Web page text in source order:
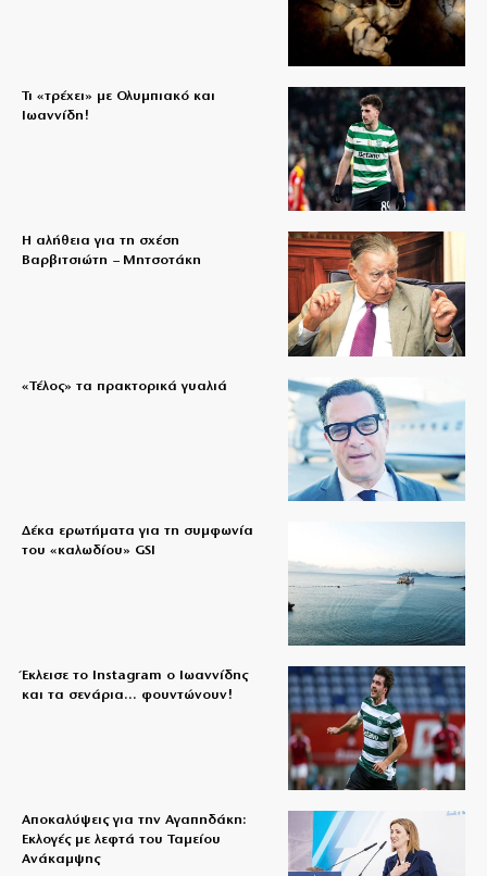
Τι «τρέχει» με Ολυμπιακό και
Ιωαννίδη!
Η αλήθεια για τη σχέση
Βαρβιτσιώτη – Μητσοτάκη
«Τέλος» τα πρακτορικά γυαλιά
Δέκα ερωτήματα για τη συμφωνία
του «καλωδίου» GSI
Έκλεισε το Instagram ο Ιωαννίδης
και τα σενάρια… φουντώνουν!
Αποκαλύψεις για την Αγαπηδάκη:
Εκλογές με λεφτά του Ταμείου
Ανάκαμψης